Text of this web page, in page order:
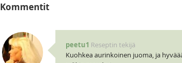
Kommentit
peetu1 Reseptin tekijä
Kuohkea aurinkoinen juoma, ja